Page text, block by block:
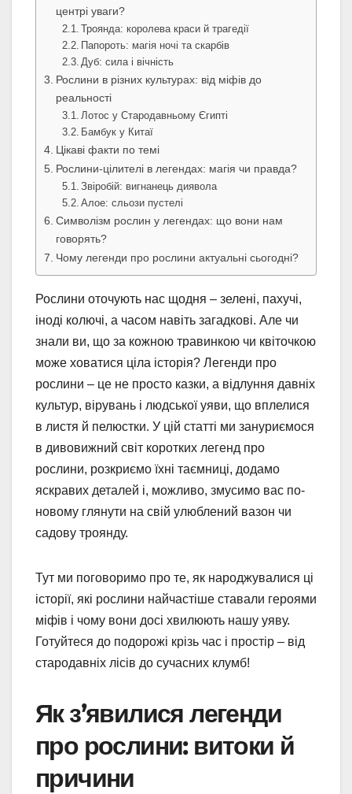
центрі уваги?
Троянда: королева краси й трагедії
Папороть: магія ночі та скарбів
Дуб: сила і вічність
Рослини в різних культурах: від міфів до
реальності
Лотос у Стародавньому Єгипті
Бамбук у Китаї
Цікаві факти по темі
Рослини-цілителі в легендах: магія чи правда?
Звіробій: вигнанець диявола
Алое: сльози пустелі
Символізм рослин у легендах: що вони нам
говорять?
Чому легенди про рослини актуальні сьогодні?
Рослини оточують нас щодня – зелені, пахучі,
іноді колючі, а часом навіть загадкові. Але чи
знали ви, що за кожною травинкою чи квіточкою
може ховатися ціла історія? Легенди про
рослини – це не просто казки, а відлуння давніх
культур, вірувань і людської уяви, що вплелися
в листя й пелюстки. У цій статті ми зануриємося
в дивовижний світ коротких легенд про
рослини, розкриємо їхні таємниці, додамо
яскравих деталей і, можливо, змусимо вас по-
новому глянути на свій улюблений вазон чи
садову троянду.
Тут ми поговоримо про те, як народжувалися ці
історії, які рослини найчастіше ставали героями
міфів і чому вони досі хвилюють нашу уяву.
Готуйтеся до подорожі крізь час і простір – від
стародавніх лісів до сучасних клумб!
Як з’явилися легенди
про рослини: витоки й
причини